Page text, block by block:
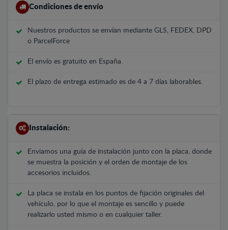
Condiciones de envío
Nuestros productos se envían mediante GLS, FEDEX, DPD
o ParcelForce
El envío es gratuito en España.
El plazo de entrega estimado es de 4 a 7 días laborables.
Instalación:
Enviamos una guía de instalación junto con la placa, donde
se muestra la posición y el orden de montaje de los
accesorios incluidos.
La placa se instala en los puntos de fijación originales del
vehículo, por lo que el montaje es sencillo y puede
realizarlo usted mismo o en cualquier taller.